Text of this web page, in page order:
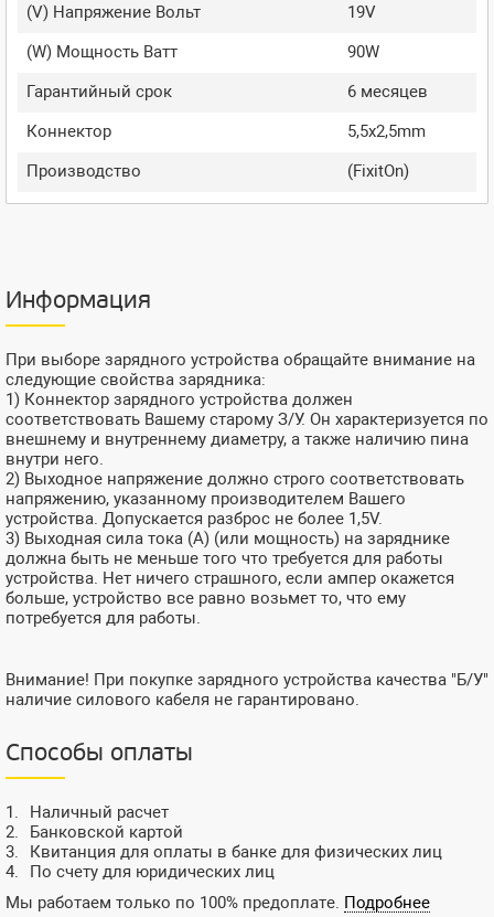
(V) Напряжение Вольт
19V
(W) Мощность Ватт
90W
Гарантийный срок
6 месяцев
Коннектор
5,5x2,5mm
Производство
(FixitOn)
Информация
При выборе зарядного устройства обращайте внимание на
следующие свойства зарядника:
1) Коннектор зарядного устройства должен
соответствовать Вашему старому З/У. Он характеризуется по
внешнему и внутреннему диаметру, а также наличию пина
внутри него.
2) Выходное напряжение должно строго соответствовать
напряжению, указанному производителем Вашего
устройства. Допускается разброс не более 1,5V.
3) Выходная сила тока (А) (или мощность) на заряднике
должна быть не меньше того что требуется для работы
устройства. Нет ничего страшного, если ампер окажется
больше, устройство все равно возьмет то, что ему
потребуется для работы.
Внимание! При покупке зарядного устройства качества "Б/У"
наличие силового кабеля не гарантировано.
Способы оплаты
Наличный расчет
Банковской картой
Квитанция для оплаты в банке для физических лиц
По счету для юридических лиц
Мы работаем только по 100% предоплате. Подробнее